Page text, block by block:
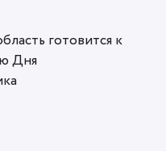
готовится к
Дня